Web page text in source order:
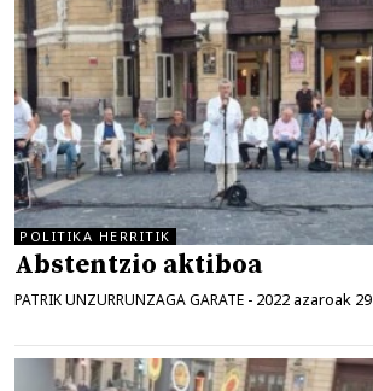
POLITIKA HERRITIK
Abstentzio aktiboa
PATRIK UNZURRUNZAGA GARATE - 2022 azaroak 29